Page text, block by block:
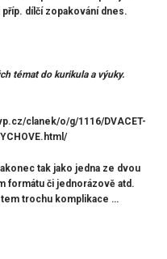
příp. dílčí zopakování dnes.
témat do kurikula a výuky.
clanek/o/g/1116/DVACET-
tak jako jedna ze dvou
formátu či jednorázově atd.
trochu komplikace …